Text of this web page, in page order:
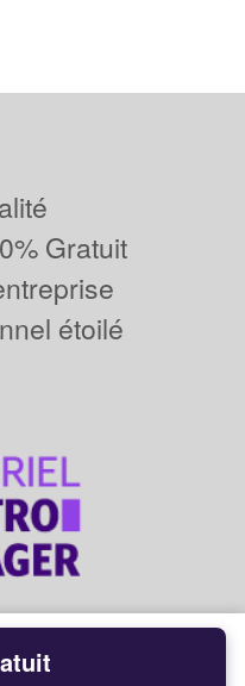
Gratuit
étoilé
pro